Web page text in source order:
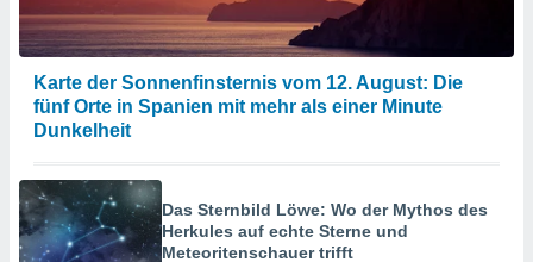
Karte der Sonnenfinsternis vom 12. August: Die
fünf Orte in Spanien mit mehr als einer Minute
Dunkelheit
Das Sternbild Löwe: Wo der Mythos des
Herkules auf echte Sterne und
Meteoritenschauer trifft